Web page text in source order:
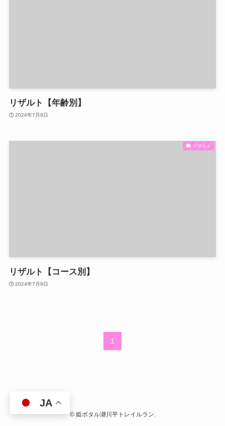
リザルト【年齢別】
2024年7月9日
リザルト
リザルト【コース別】
2024年7月9日
1
©姫ボタル瀞川平トレイルラン.
JA